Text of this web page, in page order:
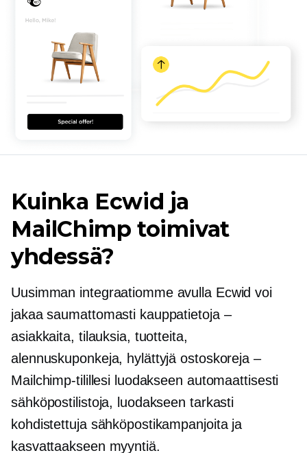
Kuinka Ecwid ja
MailChimp toimivat
yhdessä?
Uusimman integraatiomme avulla Ecwid voi
jakaa saumattomasti kauppatietoja –
asiakkaita, tilauksia, tuotteita,
alennuskuponkeja, hylättyjä ostoskoreja –
Mailchimp-tilillesi luodakseen automaattisesti
sähköpostilistoja, luodakseen tarkasti
kohdistettuja sähköpostikampanjoita ja
kasvattaakseen myyntiä.